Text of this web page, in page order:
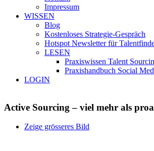
Impressum
WISSEN
Blog
Kostenloses Strategie-Gespräch
Hotspot Newsletter für
LESEN
Praxiswissen Talent
Praxishandbuch Social
LOGIN
Active Sourcing – viel mehr als
Zeige grösseres Bild